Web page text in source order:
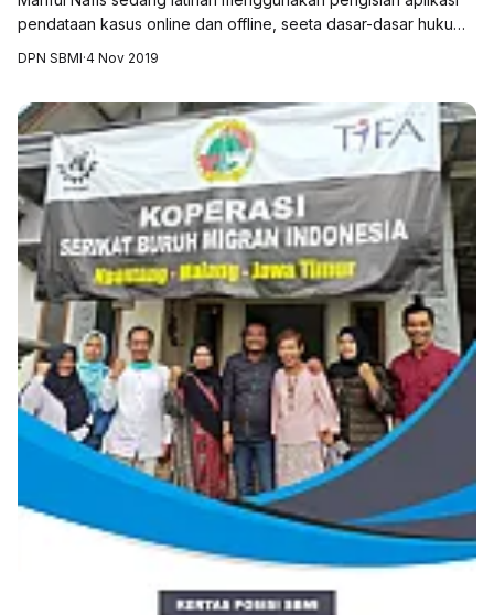
pendataan kasus online dan offline, seeta dasar-dasar hukum
DPN SBMI·4 Nov 2019